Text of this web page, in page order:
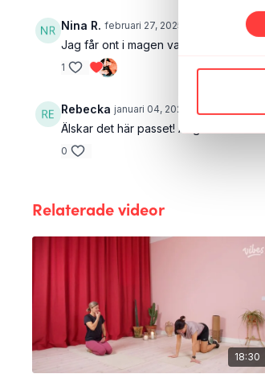
Nina R. februari 27, 2025
Jag får ont i magen varje gång jag kör
1
Rebecka januari 04, 2023
Älskar det här passet! Är gravid i
0
Relaterade videor
18:30